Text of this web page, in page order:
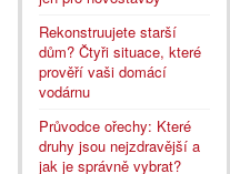
Rekonstruujete starší
dům? Čtyři situace, které
prověří vaši domácí
vodárnu
Průvodce ořechy: Které
druhy jsou nejzdravější a
jak je správně vybrat?